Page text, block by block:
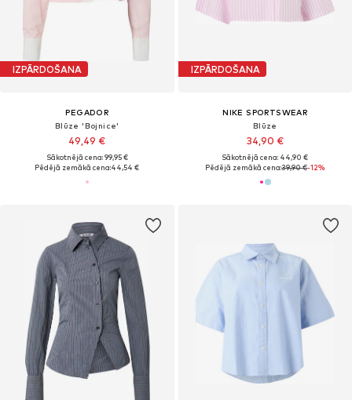
IZPĀRDOŠANA
PEGADOR
Blūze 'Bojnice'
49,49 €
Sākotnējā cena: 99,95 €
Pēdējā zemākā cena:44,54 €
IZPĀRDOŠANA
NIKE SPORTSWEAR
Blūze
34,90 €
Sākotnējā cena: 44,90 €
Pēdējā zemākā cena:39,90 €-12%